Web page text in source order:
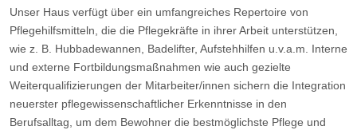
Unser Haus verfügt über ein umfangreiches Repertoire von
Pflegehilfsmitteln, die die Pflegekräfte in ihrer Arbeit unterstützen,
wie z. B. Hubbadewannen, Badelifter, Aufstehhilfen u.v.a.m. Interne
und externe Fortbildungsmaßnahmen wie auch gezielte
Weiterqualifizierungen der Mitarbeiter/innen sichern die Integration
neuerster pflegewissenschaftlicher Erkenntnisse in den
Berufsalltag, um dem Bewohner die bestmöglichste Pflege und